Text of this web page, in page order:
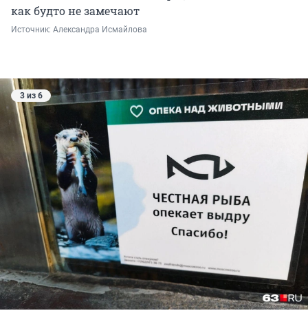
как будто не замечают
Источник: Александра Исмайлова
3 из 6